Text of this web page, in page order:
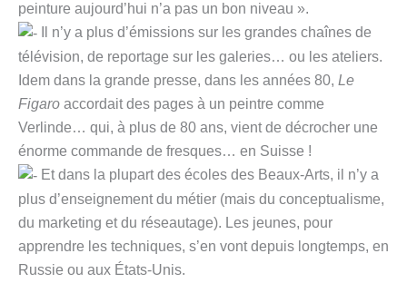
peinture aujourd’hui n’a pas un bon niveau ».
Il n’y a plus d’émissions sur les grandes chaînes de
télévision, de reportage sur les galeries… ou les ateliers.
Idem dans la grande presse, dans les années 80, Le
Figaro accordait des pages à un peintre comme
Verlinde… qui, à plus de 80 ans, vient de décrocher une
énorme commande de fresques… en Suisse !
Et dans la plupart des écoles des Beaux-Arts, il n’y a
plus d’enseignement du métier (mais du conceptualisme,
du marketing et du réseautage). Les jeunes, pour
apprendre les techniques, s’en vont depuis longtemps, en
Russie ou aux États-Unis.